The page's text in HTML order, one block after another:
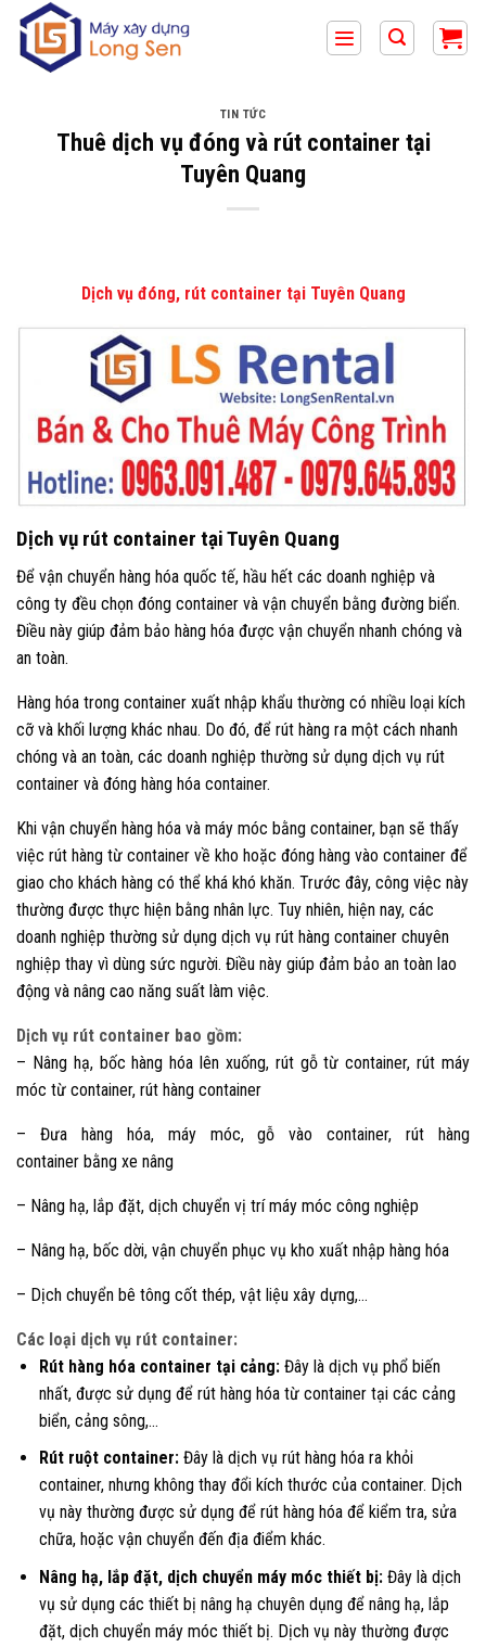
qua
TIN TỨC
Thuê dịch vụ đóng và rút container tại
Tuyên Quang
Dịch vụ đóng, rút container tại Tuyên Quang
Dịch vụ rút container tại Tuyên Quang
Để vận chuyển hàng hóa quốc tế, hầu hết các doanh nghiệp và
công ty đều chọn đóng container và vận chuyển bằng đường biển.
Điều này giúp đảm bảo hàng hóa được vận chuyển nhanh chóng và
an toàn.
Hàng hóa trong container xuất nhập khẩu thường có nhiều loại kích
cỡ và khối lượng khác nhau. Do đó, để rút hàng ra một cách nhanh
chóng và an toàn, các doanh nghiệp thường sử dụng dịch vụ rút
container và đóng hàng hóa container.
Khi vận chuyển hàng hóa và máy móc bằng container, bạn sẽ thấy
việc rút hàng từ container về kho hoặc đóng hàng vào container để
giao cho khách hàng có thể khá khó khăn. Trước đây, công việc này
thường được thực hiện bằng nhân lực. Tuy nhiên, hiện nay, các
doanh nghiệp thường sử dụng dịch vụ rút hàng container chuyên
nghiệp thay vì dùng sức người. Điều này giúp đảm bảo an toàn lao
động và nâng cao năng suất làm việc.
Dịch vụ rút container bao gồm:
– Nâng hạ, bốc hàng hóa lên xuống, rút gỗ từ container, rút máy
móc từ container, rút hàng container
– Đưa hàng hóa, máy móc, gỗ vào container, rút hàng
container bằng xe nâng
– Nâng hạ, lắp đặt, dịch chuyển vị trí máy móc công nghiệp
– Nâng hạ, bốc dời, vận chuyển phục vụ kho xuất nhập hàng hóa
– Dịch chuyển bê tông cốt thép, vật liệu xây dựng,…
Các loại dịch vụ rút container:
Rút hàng hóa container tại cảng:Đây là dịch vụ phổ biến
nhất, được sử dụng để rút hàng hóa từ container tại các cảng
biển, cảng sông,…
Rút ruột container:Đây là dịch vụ rút hàng hóa ra khỏi
container, nhưng không thay đổi kích thước của container. Dịch
vụ này thường được sử dụng để rút hàng hóa để kiểm tra, sửa
chữa, hoặc vận chuyển đến địa điểm khác.
Nâng hạ, lắp đặt, dịch chuyển máy móc thiết bị:Đây là dịch
vụ sử dụng các thiết bị nâng hạ chuyên dụng để nâng hạ, lắp
đặt, dịch chuyển máy móc thiết bị. Dịch vụ này thường được